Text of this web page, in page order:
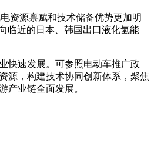
资源禀赋和技术储备优势更加明
临近的日本、韩国出口液化氢能
快速发展。可参照电动车推广政
源，构建技术协同创新体系，聚焦
产业链全面发展。